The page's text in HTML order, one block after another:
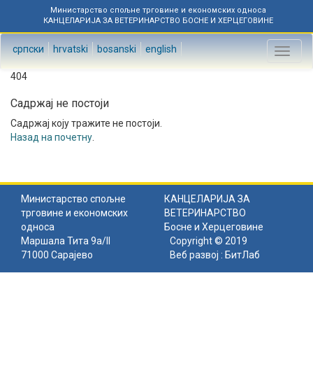
Министарство спољне трговине и економских односа
КАНЦЕЛАРИЈА ЗА ВЕТЕРИНАРСТВО БОСНЕ И ХЕРЦЕГОВИНЕ
српски hrvatski bosanski english
Toggle
404
Садржај не постоји
Садржај коју тражите не постоји.
Назад на почетну
Министарство спољне
трговине и економских
односа
КАНЦЕЛАРИЈА ЗА
ВЕТЕРИНАРСТВО
Босне и Херцеговине
Маршала Тита 9а/II
71000 Сарајево
Copyright © 2019
Веб развој : БитЛаб